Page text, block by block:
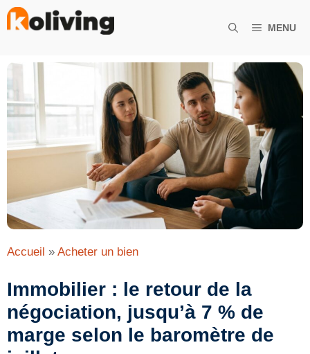
Aller
MENU
Accueil » Acheter un bien
Immobilier : le retour de la
négociation, jusqu’à 7 % de
marge selon le baromètre de